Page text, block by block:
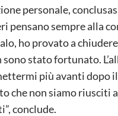
personale,
pensano sempre alla
ho provato a
sono stato fortunato.
più avanti dopo
che non siamo riusciti
conclude.